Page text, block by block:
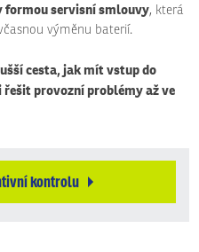
formou servisní smlouvy, která
výměnu baterií.
cesta, jak mít vstup do
provozní problémy až ve
kontrolu